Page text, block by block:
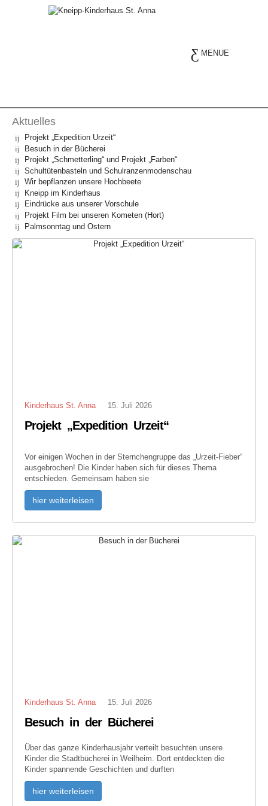
MENUE
Aktuelles
Projekt „Expedition Urzeit“
Besuch in der Bücherei
Projekt „Schmetterling“ und Projekt „Farben“
Schultütenbasteln und Schulranzenmodenschau
Wir bepflanzen unsere Hochbeete
Kneipp im Kinderhaus
Eindrücke aus unserer Vorschule
Projekt Film bei unseren Kometen (Hort)
Palmsonntag und Ostern
Kinderhaus St. Anna 15. Juli 2026
Projekt „Expedition Urzeit“
Vor einigen Wochen in der Sternchengruppe das „Urzeit-Fieber“
ausgebrochen! Die Kinder haben sich für dieses Thema
entschieden. Gemeinsam haben sie
hier weiterleisen
Kinderhaus St. Anna 15. Juli 2026
Besuch in der Bücherei
Über das ganze Kinderhausjahr verteilt besuchten unsere
Kinder die Stadtbücherei in Weilheim. Dort entdeckten die
Kinder spannende Geschichten und durften
hier weiterleisen